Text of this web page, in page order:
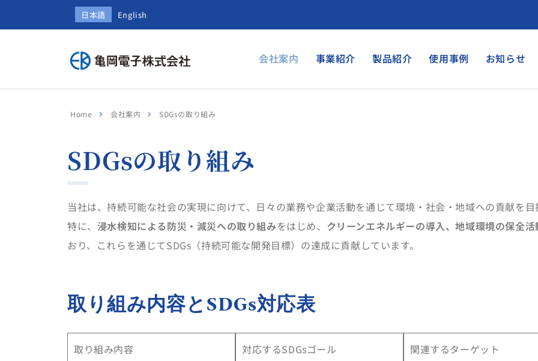
日本語 English
会社案内 事業紹介 製品紹介 使用事例 お知らせ
Home 会社案内 SDGsの取り組み
SDGsの取り組み
当社は、持続可能な社会の実現に向けて、日々の業務や企業活動を通じて環境・社会・地域への貢献を
特に、 浸水検知による防災・減災への取り組みをはじめ、 クリーンエネルギーの導入、地域環境の保全
おり、これらを通じてSDGs（持続可能な開発目標）の達成に貢献しています。
取り組み内容とSDGs対応表
取り組み内容 対応するSDGsゴール 関連するターゲット